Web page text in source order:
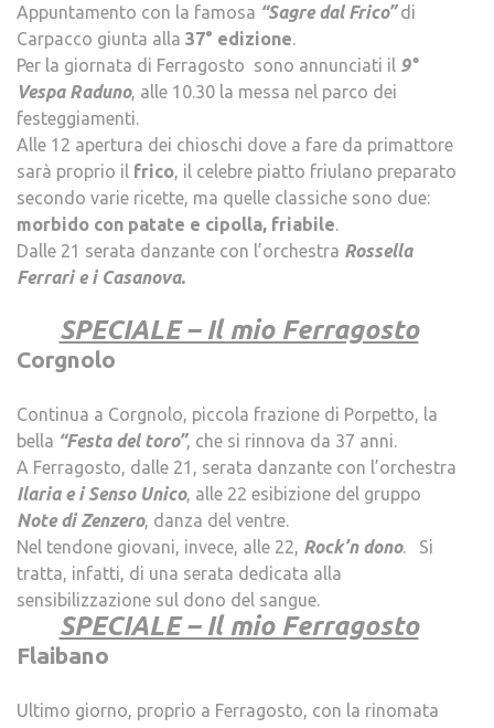
Appuntamento con la famosa “Sagre dal Frico”di
Carpacco giunta alla 37° edizione
Per la giornata di Ferragosto sono annunciati il
9°
Vespa Raduno, alle 10.30 la messa nel parco dei
festeggiamenti.
Alle 12 apertura dei chioschi dove a fare da primattore
sarà proprio il frico , il celebre piatto friulano preparato
secondo varie ricette, ma quelle classiche sono due:
morbido con patate e cipolla, friabile
Dalle 21 serata danzante con l’orchestra Rossella
Ferrari e i Casanova.
SPECIALE – Il mio Ferragosto
Corgnolo
Continua a Corgnolo, piccola frazione di Porpetto, la
bella “Festa del toro”, che si rinnova da 37 anni.
A Ferragosto, dalle 21, serata danzante con l’orchestra
Ilaria e i Senso Unico, alle 22 esibizione del gruppo
Note di Zenzero, danza del ventre.
Nel tendone giovani, invece, alle 22, Rock’n dono. Si
tratta, infatti, di una serata dedicata alla
sensibilizzazione sul dono del sangue.
SPECIALE – Il mio Ferragosto
Flaibano
Ultimo giorno, proprio a Ferragosto, con la rinomata